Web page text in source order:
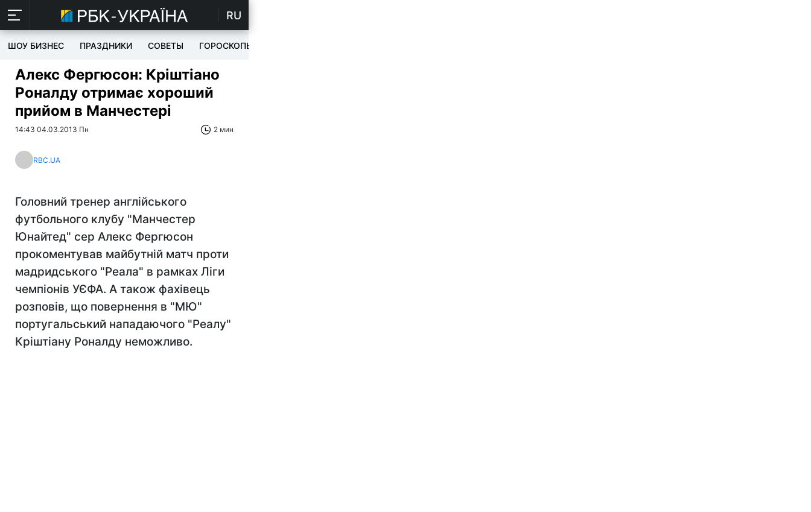
RU
ШОУ БИЗНЕС ПРАЗДНИКИ СОВЕТЫ ГОРОСКОПЫ
Алекс Фергюсон: Кріштіано
Роналду отримає хороший
прийом в Манчестері
14:43 04.03.2013 Пн 2 мин
RBC.UA
Головний тренер англійського
футбольного клубу "Манчестер
Юнайтед" сер Алекс Фергюсон
прокоментував майбутній матч проти
мадридського "Реала" в рамках Ліги
чемпіонів УЄФА. А також фахівець
розповів, що повернення в "МЮ"
португальський нападаючого "Реалу"
Кріштіану Роналду неможливо.